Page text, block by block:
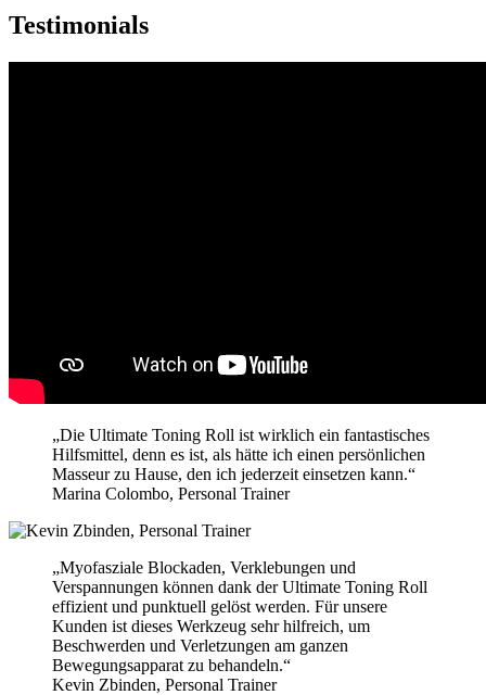
Testimonials
„Die Ultimate Toning Roll ist wirklich ein fantastisches
Hilfsmittel, denn es ist, als hätte ich einen persönlichen
Masseur zu Hause, den ich jederzeit einsetzen kann.“
Marina Colombo, Personal Trainer
„Myofasziale Blockaden, Verklebungen und
Verspannungen können dank der Ultimate Toning Roll
effizient und punktuell gelöst werden. Für unsere
Kunden ist dieses Werkzeug sehr hilfreich, um
Beschwerden und Verletzungen am ganzen
Bewegungsapparat zu behandeln.“
Kevin Zbinden, Personal Trainer